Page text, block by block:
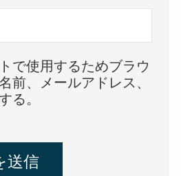
で使用するためブラウ
前、メールアドレス、
る。